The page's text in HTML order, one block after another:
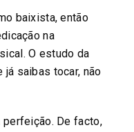
baixista, então
na
O estudo da
saibas tocar, não
perfeição. De facto,